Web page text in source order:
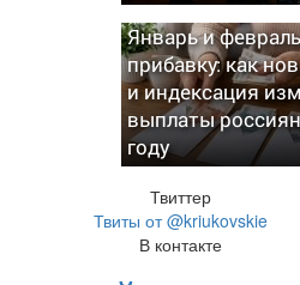
Январь и
прибавку: как
и индексация
выплаты
году
Твиттер
Твиты от @kriukovskie
В контакте